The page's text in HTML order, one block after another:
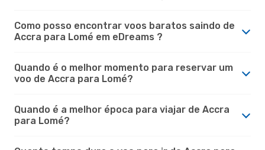
Como posso encontrar voos baratos saindo de
Accra para Lomé em eDreams ?
Quando é o melhor momento para reservar um
voo de Accra para Lomé?
Quando é a melhor época para viajar de Accra
para Lomé?